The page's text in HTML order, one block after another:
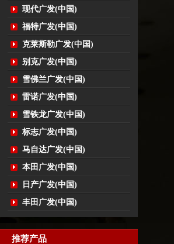
现代广发(中国)
福特广发(中国)
克莱斯勒广发(中国)
别克广发(中国)
雪佛兰广发(中国)
雷诺广发(中国)
雪铁龙广发(中国)
标志广发(中国)
马自达广发(中国)
本田广发(中国)
日产广发(中国)
丰田广发(中国)
推荐产品